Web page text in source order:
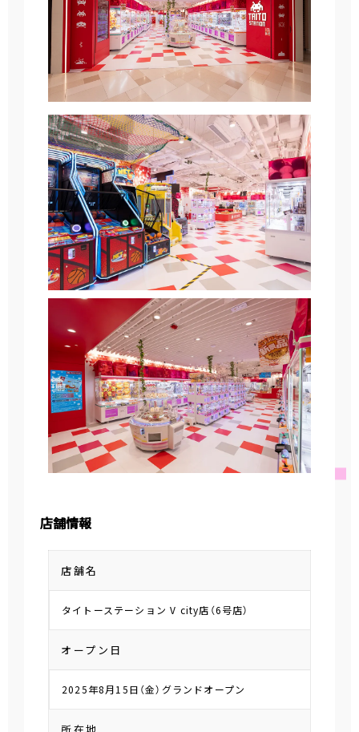
店舗情報
店舗名
タイトーステーション V city店（6号店）
オープン日
2025年8月15日（金）グランドオープン